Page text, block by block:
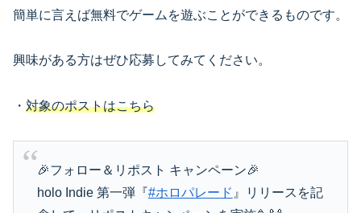
簡単に言えば無料でゲームを遊ぶことができるものです。
興味がある方はぜひ応募してみてください。
・ 対象のポストはこちら
🎉フォロー＆リポスト キャンペーン🎉
holo Indie 第一弾『#ホロパレード 』リリースを記